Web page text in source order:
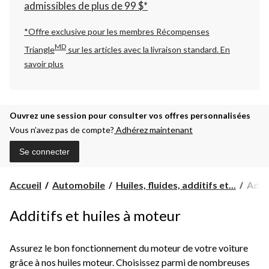
admissibles de plus de 99 $*
*Offre exclusive pour les membres Récompenses
TriangleMD sur les articles avec la livraison standard.En
savoir plus
Ouvrez une session pour consulter vos offres personnalisées
Vous n’avez pas de compte? Adhérez maintenant
Se connecter
Accueil Automobile Huiles, fluides, additifs et...
Additifs et huiles à moteur
Assurez le bon fonctionnement du moteur de votre voiture
grâce à nos huiles moteur. Choisissez parmi de nombreuses